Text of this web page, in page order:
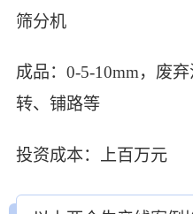
筛分机
成品：0-5-10mm，废
转、铺路等
投资成本：上百万元